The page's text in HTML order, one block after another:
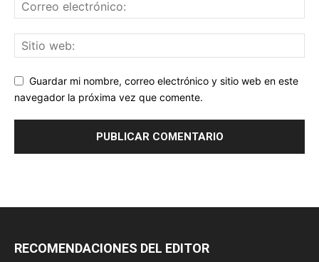
Guardar mi nombre, correo electrónico y sitio web en este
navegador la próxima vez que comente.
RECOMENDACIONES DEL EDITOR